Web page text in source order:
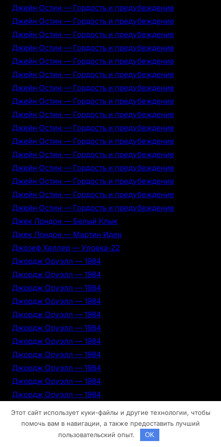
Джейн Остин — Гордость и предубеждение
Джейн Остин — Гордость и предубеждение
Джейн Остин — Гордость и предубеждение
Джейн Остин — Гордость и предубеждение
Джейн Остин — Гордость и предубеждение
Джейн Остин — Гордость и предубеждение
Джейн Остин — Гордость и предубеждение
Джейн Остин — Гордость и предубеждение
Джейн Остин — Гордость и предубеждение
Джейн Остин — Гордость и предубеждение
Джейн Остин — Гордость и предубеждение
Джейн Остин — Гордость и предубеждение
Джейн Остин — Гордость и предубеждение
Джейн Остин — Гордость и предубеждение
Джейн Остин — Гордость и предубеждение
Джейн Остин — Гордость и предубеждение
Джек Лондон — Белый Клык
Джек Лондон — Мартин Иден
Джозеф Хеллер — Уловка-22
Джордж Оруэлл — 1984
Джордж Оруэлл — 1984
Джордж Оруэлл — 1984
Джордж Оруэлл — 1984
Джордж Оруэлл — 1984
Джордж Оруэлл — 1984
Джордж Оруэлл — 1984
Джордж Оруэлл — 1984
Джордж Оруэлл — 1984
Джордж Оруэлл — 1984
Джордж Оруэлл — 1984
Донна Тартт — Щегол
Дубай
Этот сайт использует куки-файлы и другие технологии, чтобы
помочь вам в навигации, а также предоставить лучший
пользовательский опыт.
OK